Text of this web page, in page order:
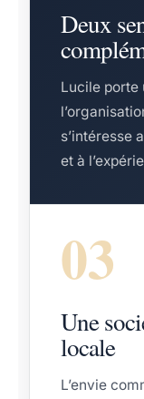
Deux
Lucile porte
s’intéresse
et à
03
Une
locale
L’envie